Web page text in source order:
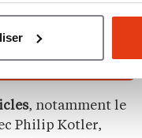
, notamment le
Philip Kotler,